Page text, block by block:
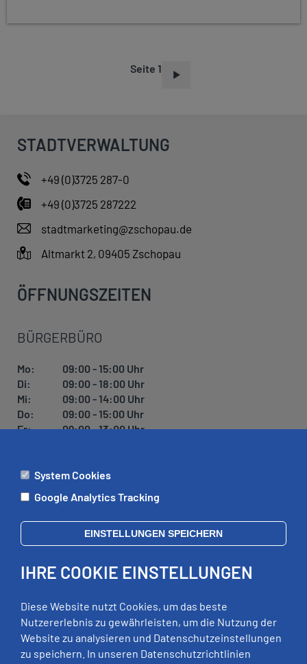
Seite 1
STADTVERWALTUNG
+49 (0)3725 287-0
+49 (0)3725 287222
stadtmarketing@zschopau.de
Altmarkt 2, 09405 Zschopau
ÖFFNUNGSZEITEN
BÜRGERBÜRO
Mo:
09:00 - 15:00 Uhr
Di:
09:00 - 18:00 Uhr
Mi:
09:00 - 14:00 Uhr
Do:
09:00 - 15:00 Uhr
Fr:
09:00 - 13:00 Uhr
ÄMTER
Di:
09:00 - 12:00 Uhr, 13:00 - 18:00 Uhr
Mi:
geschlossen
Fr:
09:00 - 12:00 Uhr
RECHTLICHES
System Cookies
Google Analytics Tracking
EINSTELLUNGEN SPEICHERN
IHRE COOKIE EINSTELLUNGEN
Diese Website nutzt Cookies, um das beste
Nutzererlebnis zu gewährleisten, um die Nutzung der
Website zu analysieren und Datenschutzeinstellungen
zu speichern. In unseren Datenschutzrichtlinien